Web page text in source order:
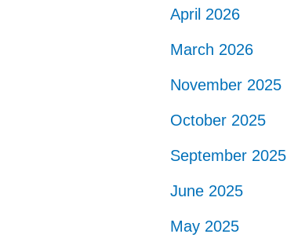
April 2026
March 2026
November 2025
October 2025
September 2025
June 2025
May 2025